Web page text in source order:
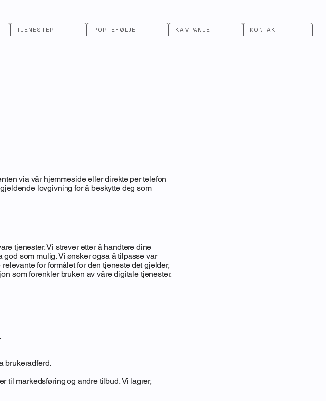
TJENESTER PORTEFØLJE KAMPANJE KONTAKT
via vår hjemmeside eller direkte per telefon
lovgivning for å beskytte deg som
tjenester. Vi strever etter å håndtere dine
som mulig. Vi ønsker også å tilpasse vår
for formålet for den tjeneste det gjelder,
som forenkler bruken av våre digitale tjenester.
brukeradferd.
til markedsføring og andre tilbud. Vi lagrer,